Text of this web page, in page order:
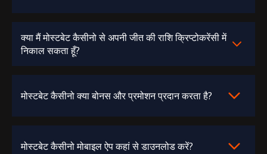
क्या मैं मोस्टबेट कैसीनो से अपनी जीत की राशि क्रिप्टोकरेंसी में
निकाल सकता हूँ?
मोस्टबेट कैसीनो क्या बोनस और प्रमोशन प्रदान करता है?
मोस्टबेट कैसीनो मोबाइल ऐप कहां से डाउनलोड करें?